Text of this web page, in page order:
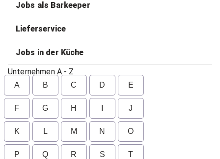
Jobs als Barkeeper
Lieferservice
Jobs in der Küche
Unternehmen A - Z
A B C D E
F G H J
K L M N O
P Q R S T